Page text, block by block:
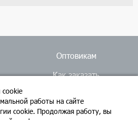
Оптовикам
Как заказать
Контакты
работы на сайте
cookie. Продолжая работу, вы